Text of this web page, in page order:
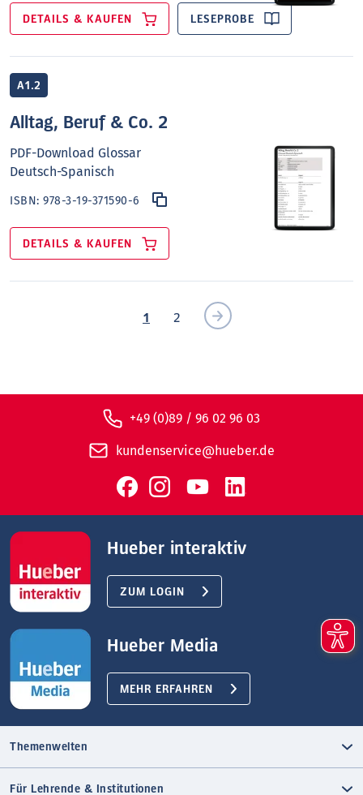
DETAILS & KAUFEN LESEPROBE
A1.2
Alltag, Beruf & Co. 2
PDF-Download Glossar
Deutsch-Spanisch
ISBN:978-3-19-371590-6
DETAILS & KAUFEN
1 2
+49 (0)89 / 96 02 96 03
kundenservice@hueber.de
Hueber interaktiv
ZUM LOGIN
Hueber Media
MEHR ERFAHREN
Themenwelten
Für Lehrende & Institutionen